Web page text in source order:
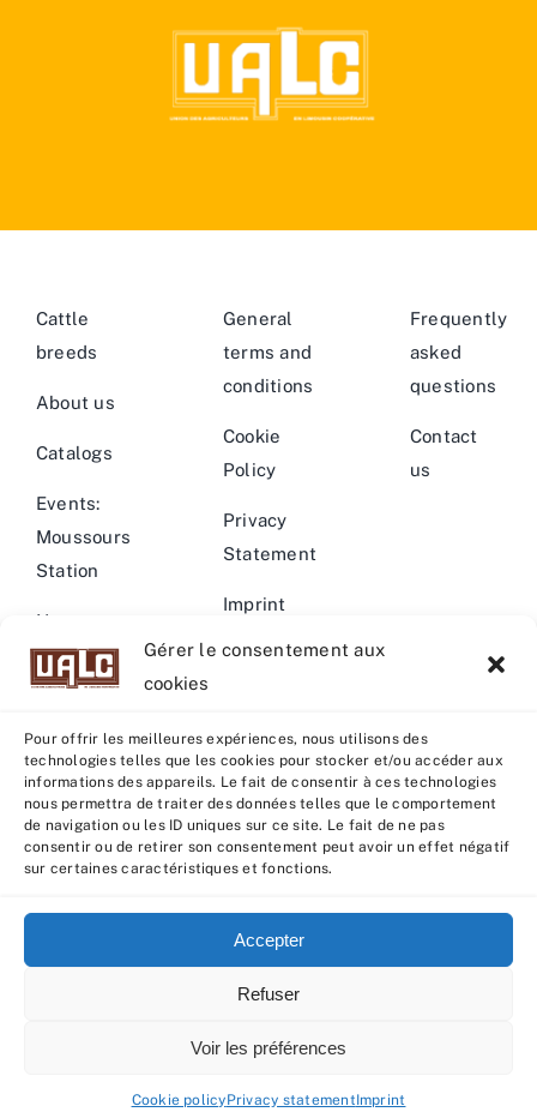
Gérer le consentement aux
cookies
Pour offrir les meilleures expériences, nous utilisons des
technologies telles que les cookies pour stocker et/ou accéder aux
informations des appareils. Le fait de consentir à ces technologies
nous permettra de traiter des données telles que le comportement
de navigation ou les ID uniques sur ce site. Le fait de ne pas
consentir ou de retirer son consentement peut avoir un effet négatif
sur certaines caractéristiques et fonctions.
Accepter
Refuser
Voir les préférences
Cookie policyPrivacy statementImprint
Cattle
breeds
About us
Catalogs
Events:
Moussours
Station
News –
Events
General
terms and
conditions
Cookie
Policy
Privacy
Statement
Imprint
Warning
Frequently
asked
questions
Contact
us
© Copyright 2022 - 2026 | U.A.L.C :UNION COOP
ELEVEURS PRODUCTION ANIMALE| All rights reserved |
Powered byGrafistudio